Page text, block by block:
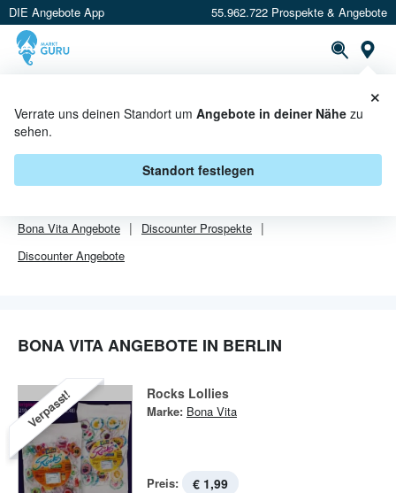
DIE Angebote App 55.962.722 Prospekte & Angebote
Verrate uns deinen Standort um Angebote in deiner Nähe zu
sehen.
Standort festlegen
×
BONA VITA ANGEBOTE IN BERLIN
VonBona Vitasind in Berlin leider alle Angebebote abgelaufen.
Bona Vita Angebote DiscounterProspekte
DiscounterAngebote
BONA VITA ANGEBOTE IN BERLIN
Verpasst! Rocks Lollies
Marke: Bona Vita
Preis: € 1,99